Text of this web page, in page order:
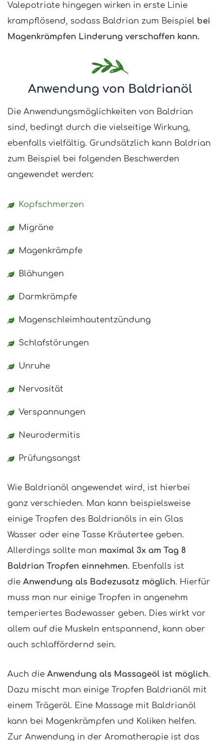
Valepotriate hingegen wirken in erste Linie
krampflösend, sodass Baldrian zum Beispiel bei
Magenkrämpfen Linderung verschaffen kann.
Anwendung von Baldrianöl
Die Anwendungsmöglichkeiten von Baldrian
sind, bedingt durch die vielseitige Wirkung,
ebenfalls vielfältig. Grundsätzlich kann Baldrian
zum Beispiel bei folgenden Beschwerden
angewendet werden:
Kopfschmerzen
Migräne
Magenkrämpfe
Blähungen
Darmkrämpfe
Magenschleimhautentzündung
Schlafstörungen
Unruhe
Nervosität
Verspannungen
Neurodermitis
Prüfungsangst
Wie Baldrianöl angewendet wird, ist hierbei
ganz verschieden. Man kann beispielsweise
einige Tropfen des Baldrianöls in ein Glas
Wasser oder eine Tasse Kräutertee geben.
Allerdings sollte man maximal 3x am Tag 8
Baldrian Tropfen einnehmen. Ebenfalls ist
die Anwendung als Badezusatz möglich. Hierfür
muss man nur einige Tropfen in angenehm
temperiertes Badewasser geben. Dies wirkt vor
allem auf die Muskeln entspannend, kann aber
auch schlaffördernd sein.
Auch die Anwendung als Massageöl ist möglich.
Dazu mischt man einige Tropfen Baldrianöl mit
einem Trägeröl. Eine Massage mit Baldrianöl
kann bei Magenkrämpfen und Koliken helfen.
Zur Anwendung in der Aromatherapie ist das